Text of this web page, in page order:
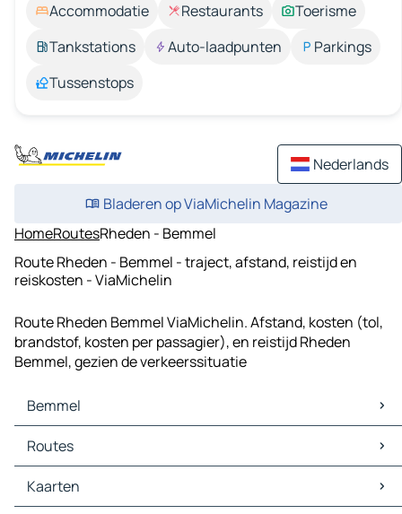
Accommodatie Restaurants
Toerisme
Tankstations
Auto-laadpunten
Parkings
Tussenstops
Nederlands
Bladeren op ViaMichelin Magazine
HomeRoutesRheden - Bemmel
Route Rheden - Bemmel - traject, afstand, reistijd en
reiskosten - ViaMichelin
Route Rheden Bemmel ViaMichelin. Afstand, kosten (tol,
brandstof, kosten per passagier), en reistijd Rheden
Bemmel, gezien de verkeerssituatie
Bemmel
Bemmel Kaarten
Bemmel Verkeer
Bemmel Hotels
Bemmel Restaurants
Routes
Routes Bemmel - Arnhem
Routes Bemmel - Nijmegen
Kaarten